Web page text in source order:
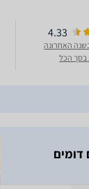
4.33
דומים